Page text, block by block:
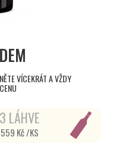
VÍCEKRÁT A VŽDY
3 LÁHVE
559 Kč /KS